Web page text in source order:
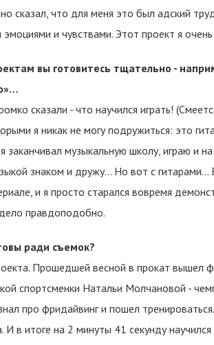
сказал, что для меня это был адский
эмоциями и чувствами. Этот проект я
вы готовитесь тщательно -
сказали - что научился играть!
я никак не могу подружиться: это
заканчивал музыкальную школу, играю и
знаком и дружу… Но вот с
и я просто старался вовремя
правдоподобно.
ради съемок?
Прошедшей весной в прокат вышел
спортсменки Натальи Молчановой -
про фридайвинг и пошел
И в итоге на 2 минуты 41 секунду